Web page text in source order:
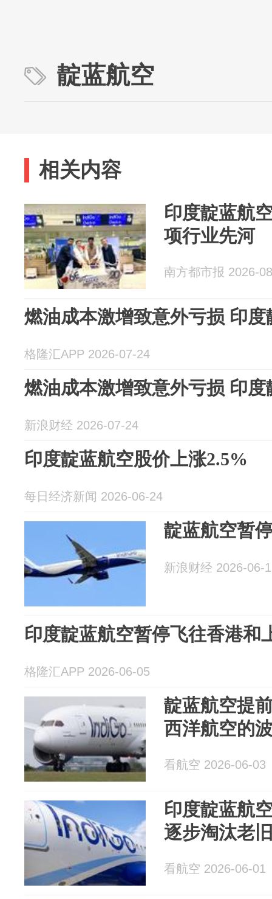
靛蓝航空
相关内容
印度靛蓝航
项行业先河
南方都市报 2026-
燃油成本激增致意外亏损 印
格隆汇APP 2026-07-24
燃油成本激增致意外亏损 印
新浪财经 2026-07-24
印度靛蓝航空股价上涨2.5%
每日经济新闻 2026-06-24
靛蓝航空暂
新浪财经 2026-06-
印度靛蓝航空暂停飞往香港和
格隆汇APP 2026-06-05
靛蓝航空提
西洋航空的
看航空 2026-06-03
印度靛蓝航
逐步淘汰老
看航空 2026-06-01